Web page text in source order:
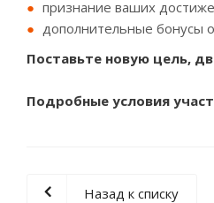
признание ваших
дополнительные бонусы
Поставьте новую цель,
Подробные условия
Назад к списку